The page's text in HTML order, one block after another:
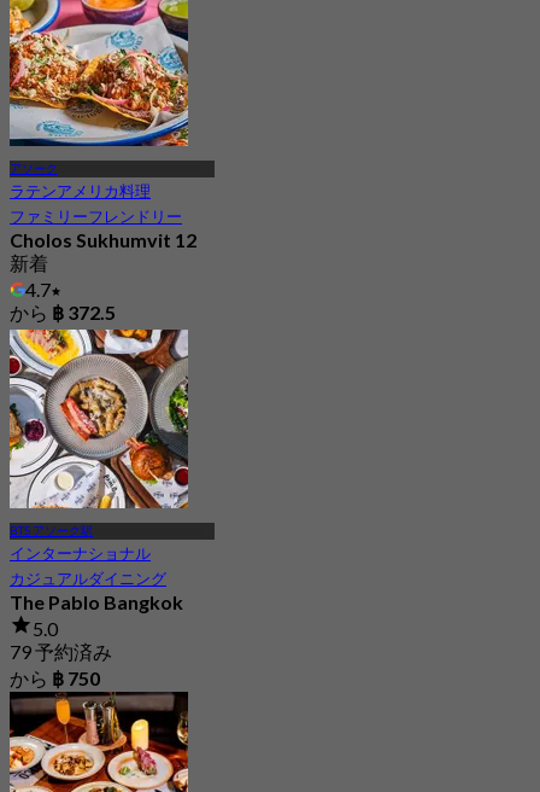
から฿ 392
アソーク
ラテンアメリカ料理
ファミリーフレンドリー
Cholos Sukhumvit 12
新着
4.7
から ฿ 372.5
BTS アソーク駅
インターナショナル
カジュアルダイニング
The Pablo Bangkok
5.0
79 予約済み
から ฿ 750